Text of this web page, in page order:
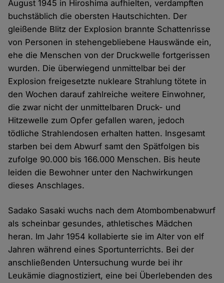
August 1945 in Hiroshima aufhielten, verdampften
buchstäblich die obersten Hautschichten. Der
gleißende Blitz der Explosion brannte Schattenrisse
von Personen in stehengebliebene Hauswände ein,
ehe die Menschen von der Druckwelle fortgerissen
wurden. Die überwiegend unmittelbar bei der
Explosion freigesetzte nukleare Strahlung tötete in
den Wochen darauf zahlreiche weitere Einwohner,
die zwar nicht der unmittelbaren Druck- und
Hitzewelle zum Opfer gefallen waren, jedoch
tödliche Strahlendosen erhalten hatten. Insgesamt
starben bei dem Abwurf samt den Spätfolgen bis
zufolge 90.000 bis 166.000 Menschen. Bis heute
leiden die Bewohner unter den Nachwirkungen
dieses Anschlages.
Sadako Sasaki wuchs nach dem Atombombenabwurf
als scheinbar gesundes, athletisches Mädchen
heran. Im Jahr 1954 kollabierte sie im Alter von elf
Jahren während eines Sportunterrichts. Bei der
anschließenden Untersuchung wurde bei ihr
Leukämie diagnostiziert, eine bei Überlebenden des